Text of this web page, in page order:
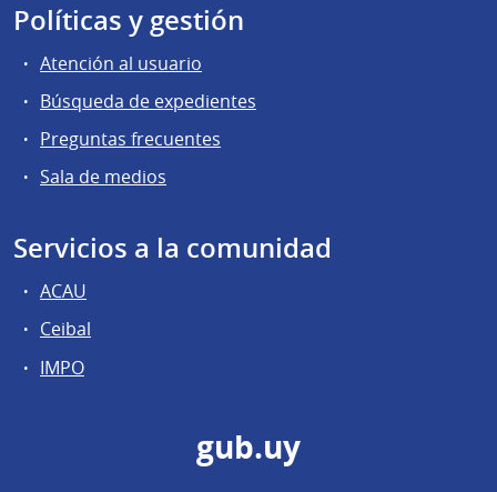
Políticas y gestión
Atención al usuario
Búsqueda de expedientes
Preguntas frecuentes
Sala de medios
Servicios a la comunidad
ACAU
Ceibal
IMPO
gub.uy